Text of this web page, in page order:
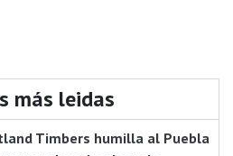
más leidas
Timbers humilla al Puebla